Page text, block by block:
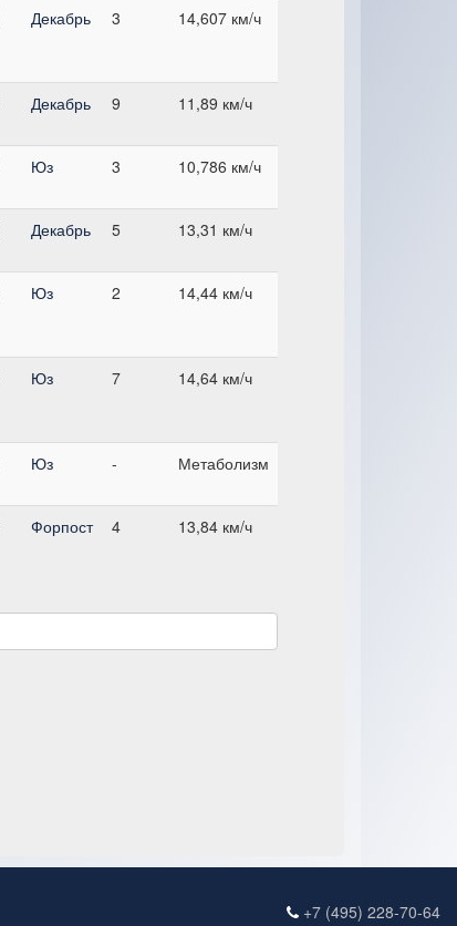
Декабрь 3 14,607 км/ч
Декабрь 9 11,89 км/ч
Юз 3 10,786 км/ч
Декабрь 5 13,31 км/ч
Юз 2 14,44 км/ч
Юз 7 14,64 км/ч
Юз - Метаболизм
Форпост 4 13,84 км/ч
+7 (495) 228-70-64